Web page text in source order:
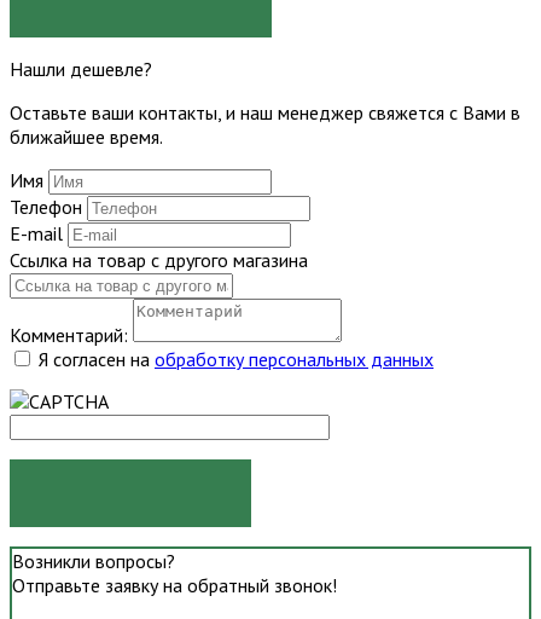
Нашли дешевле?
Оставьте ваши контакты, и наш менеджер свяжется с Вами в
ближайшее время.
Имя
Телефон
E-mail
Ссылка на товар с другого магазина
Комментарий:
Я согласен на обработку персональных данных
Возникли вопросы?
Отправьте заявку на обратный звонок!